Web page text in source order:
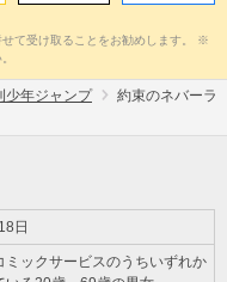
て受け取ることをお勧めします。 ※
少年ジャンプ
約束のネバーラ
日
ミックサービスのうちいずれか